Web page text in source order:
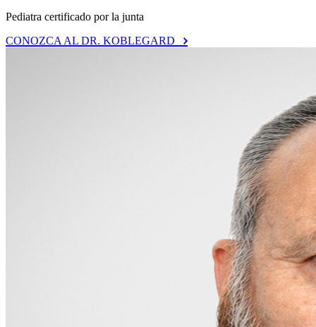
Pediatra certificado por la junta
CONOZCA AL DR. KOBLEGARD